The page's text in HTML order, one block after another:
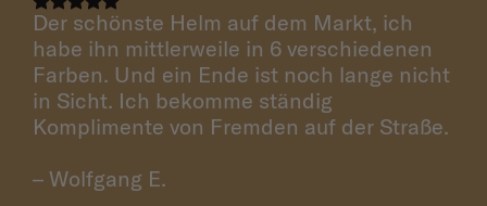
Der schönste Helm auf dem Markt, ich
habe ihn mittlerweile in 6 verschiedenen
Farben. Und ein Ende ist noch lange nicht
in Sicht. Ich bekomme ständig
Komplimente von Fremden auf der Straße.
– Wolfgang E.